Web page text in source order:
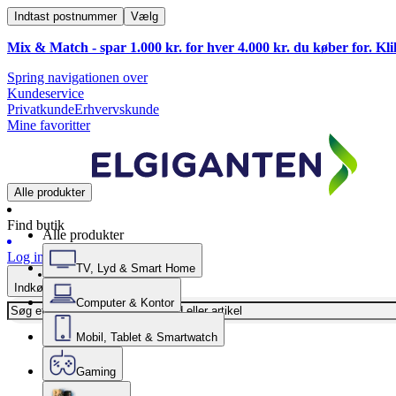
Indtast postnummer Vælg
Mix & Match - spar 1.000 kr. for hver 4.000 kr. du køber for.
Spring navigationen over
Kundeservice
PrivatkundeErhvervskunde
Mine favoritter
Alle produkter
Find butik
Log ind
Indkøbskurv
Alle produkter
TV, Lyd & Smart Home
Computer & Kontor
Mobil, Tablet & Smartwatch
Gaming